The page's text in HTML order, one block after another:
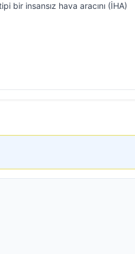
bir insansız hava aracını (İHA)